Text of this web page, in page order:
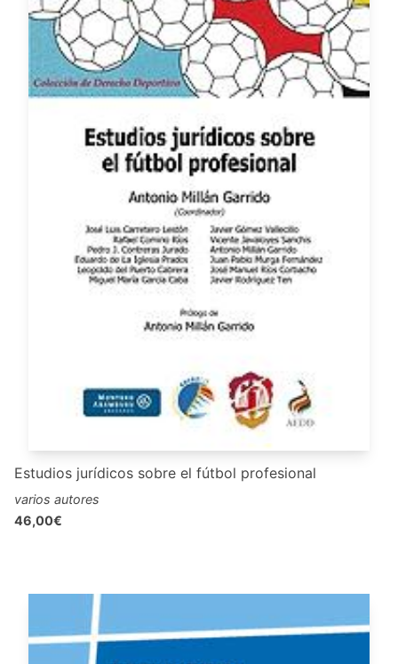
Estudios jurídicos sobre el fútbol profesional
varios autores
46,00€